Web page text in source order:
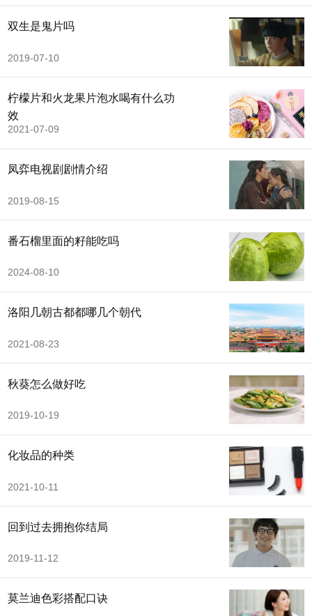
双生是鬼片吗
2019-07-10
柠檬片和火龙果片泡水喝有什么功
效
2021-07-09
凤弈电视剧剧情介绍
2019-08-15
番石榴里面的籽能吃吗
2024-08-10
洛阳几朝古都都哪几个朝代
2021-08-23
秋葵怎么做好吃
2019-10-19
化妆品的种类
2021-10-11
回到过去拥抱你结局
2019-11-12
莫兰迪色彩搭配口诀